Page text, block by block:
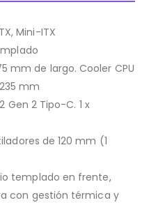
Mini-ITX
mm de largo. Cooler CPU
mm
Gen 2 Tipo-C. 1 x
de 120 mm (1
templado en frente,
con gestión térmica y